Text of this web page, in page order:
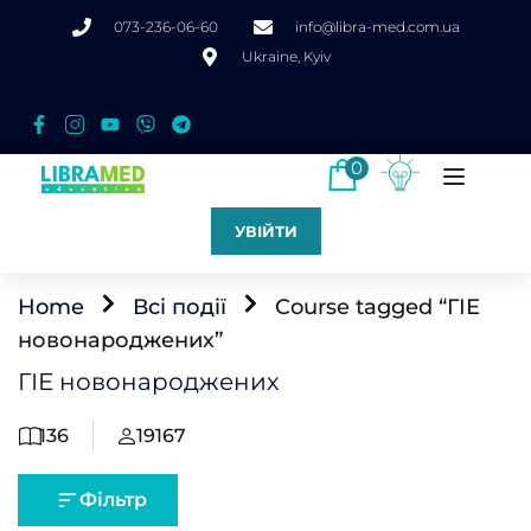
073-236-06-60
info@libra-med.com.ua
Ukraine, Kyiv
0
УВІЙТИ
Home Всі події
Course tagged “ГІЕ
новонароджених”
ГІЕ новонароджених
136 19167
Фільтр